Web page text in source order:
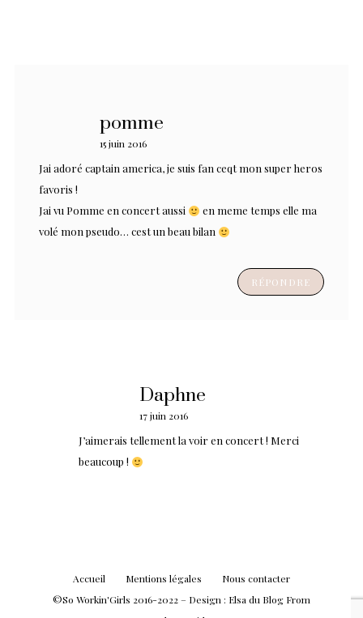
pomme
15 juin 2016
Jai adoré captain america, je suis fan ceqt mon super heros
favoris !
Jai vu Pomme en concert aussi
en meme temps elle ma
volé mon pseudo… cest un beau bilan
RÉPONDRE
Daphne
17 juin 2016
J’aimerais tellement la voir en concert ! Merci
beaucoup !
Accueil Mentions légales
Nous contacter
©So Workin'Girls 2016-2022 – Design : Elsadu Blog From